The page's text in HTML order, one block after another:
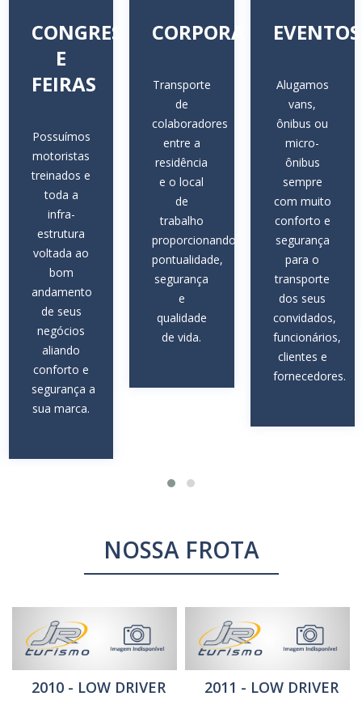
CONGRESSOS
E
FEIRAS
Possuímos
motoristas
treinados e
toda a
infra-
estrutura
voltada ao
bom
andamento
de seus
negócios
aliando
conforto e
segurança a
sua marca.
CORPORATIVO
Transporte
de
colaboradores
entre a
residência
e o local
de
trabalho
proporcionando
pontualidade,
segurança
e
qualidade
de vida.
EVENTOS
Alugamos
vans,
ônibus ou
micro-
ônibus
sempre
com muito
conforto e
segurança
para o
transporte
dos seus
convidados,
funcionários,
clientes e
fornecedores.
NOSSA FROTA
2010 - LOW DRIVER 2011 - LOW DRIVER